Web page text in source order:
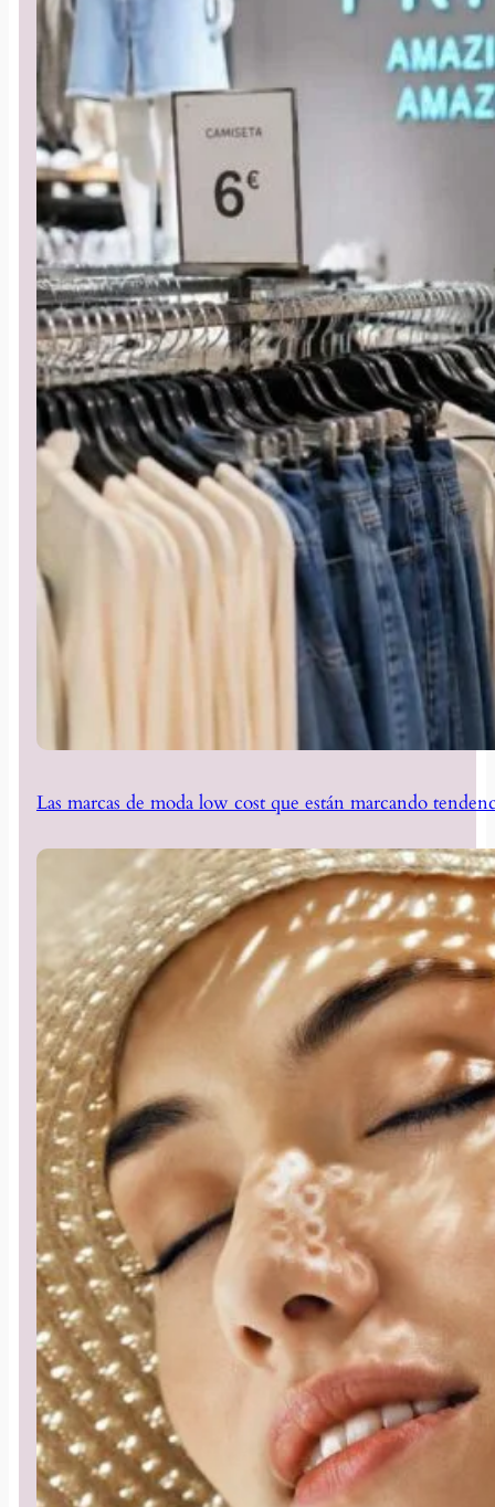
Las marcas de moda low cost que están marcando